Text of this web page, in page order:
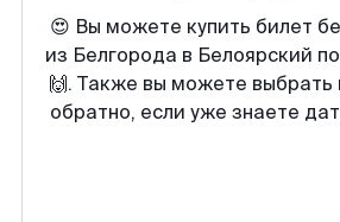
😍 Вы можете купить билет
из Белгорода в Белоярский
🙌. Также вы можете выбрать
обратно, если уже знаете